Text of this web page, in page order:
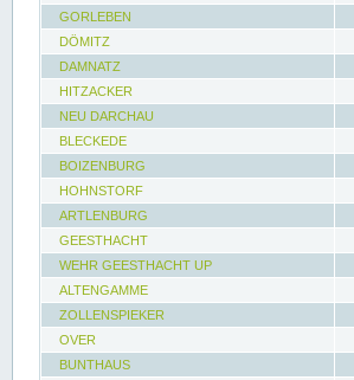
GORLEBEN
DÖMITZ
DAMNATZ
HITZACKER
NEU DARCHAU
BLECKEDE
BOIZENBURG
HOHNSTORF
ARTLENBURG
GEESTHACHT
WEHR GEESTHACHT UP
ALTENGAMME
ZOLLENSPIEKER
OVER
BUNTHAUS